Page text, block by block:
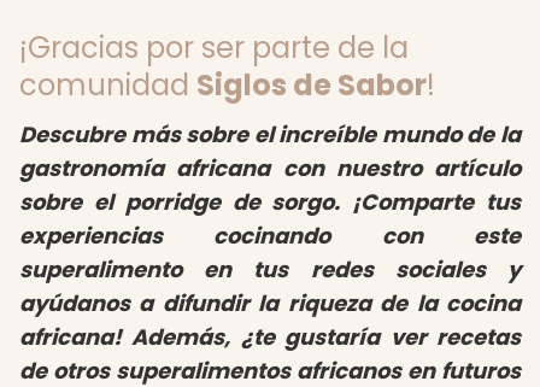
¡Gracias por ser parte de la
comunidad Siglos de Sabor!
Descubre más sobre el increíble mundo de la
gastronomía africana con nuestro artículo
sobre el porridge de sorgo. ¡Comparte tus
experiencias cocinando con este
superalimento en tus redes sociales y
ayúdanos a difundir la riqueza de la cocina
africana! Además, ¿te gustaría ver recetas
de otros superalimentos africanos en futuros